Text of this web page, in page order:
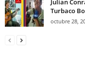
Turbaco
octubre 28,